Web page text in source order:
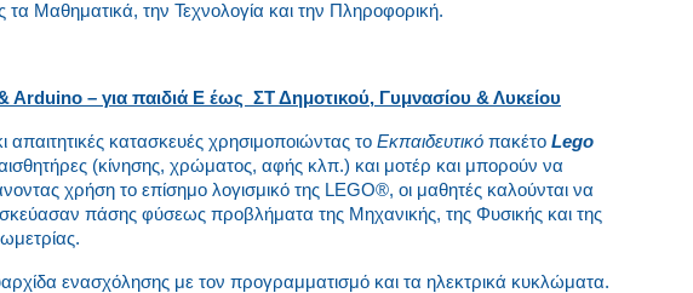
Μαθηματικά, την Τεχνολογία και την Πληροφορική.
– για παιδιά Ε έως ΣΤ Δημοτικού, Γυμνασίου & Λυκείου
απαιτητικές κατασκευές χρησιμοποιώντας το Εκπαιδευτικό πακέτο Lego
(κίνησης, χρώματος, αφής κλπ.) και μοτέρ και μπορούν να
χρήση το επίσημο λογισμικό της LEGO®, οι μαθητές καλούνται να
πάσης φύσεως προβλήματα της Μηχανικής, της Φυσικής και της
ενασχόλησης με τον προγραμματισμό και τα ηλεκτρικά κυκλώματα.